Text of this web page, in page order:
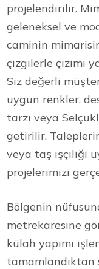
projelendirilir.
geleneksel ve
caminin
çizgilerle çizimi
Siz değerli
uygun renkler,
tarzı veya
getirilir.
veya taş işçiliği
projelerimizi
Bölgenin
metrekaresine
külah yapımı